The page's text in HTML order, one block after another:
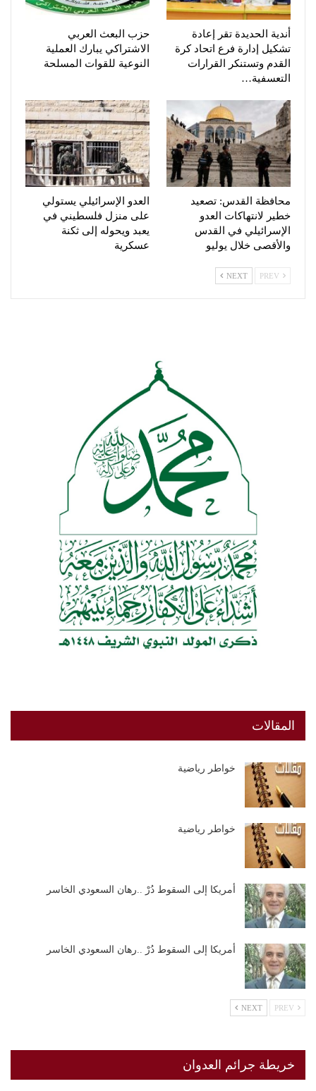
أندية الحديدة تقر إعادة
تشكيل إدارة فرع اتحاد كرة
القدم وتستنكر القرارات
التعسفية…
حزب البعث العربي
الاشتراكي يبارك العملية
النوعية للقوات المسلحة
محافظة القدس: تصعيد
خطير لانتهاكات العدو
الإسرائيلي في القدس
والأقصى خلال يوليو
العدو الإسرائيلي يستولي
على منزل فلسطيني في
يعبد ويحوله إلى ثكنة
عسكرية
NEXT
المقالات
خواطر رياضية
خواطر رياضية
أمريكا إلى السقوط دُرْ ..رهان السعودي الخاسر
أمريكا إلى السقوط دُرْ ..رهان السعودي الخاسر
NEXT
خريطة جرائم العدوان